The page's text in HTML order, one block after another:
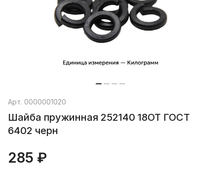
Арт. 0000001020
Шайба пружинная 252140 18ОТ ГОСТ
6402 черн
285 ₽